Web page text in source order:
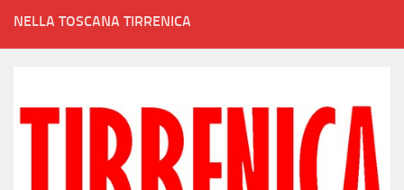
NELLA TOSCANA TIRRENICA